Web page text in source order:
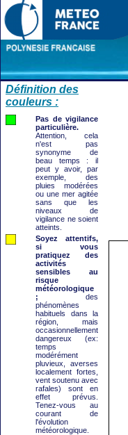
Définition des
couleurs :
Pas de vigilance
particulière.
Attention, cela
n'est pas
synonyme de
beau temps : il
peut y avoir, par
exemple, des
pluies modérées
ou une mer agitée
sans que les
niveaux de
vigilance ne soient
atteints.
Soyez attentifs,
si vous
pratiquez des
activités
sensibles au
risque
météorologique
; des
phénomènes
habituels dans la
région, mais
occasionnellement
dangereux (ex:
temps
modérément
pluvieux, averses
localement fortes,
vent soutenu avec
rafales) sont en
effet prévus.
Tenez-vous au
courant de
l'évolution
météorologique.